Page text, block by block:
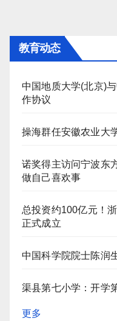
教育动态
中国地质大学(北京)
作协议
操海群任安徽农业大
诺奖得主访问宁波东
做自己喜欢事
总投资约100亿元！
正式成立
中国科学院院士陈润
渠县第七小学：开学
更多